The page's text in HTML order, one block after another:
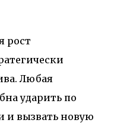
рост
Любая
ударить по
и вызвать новую